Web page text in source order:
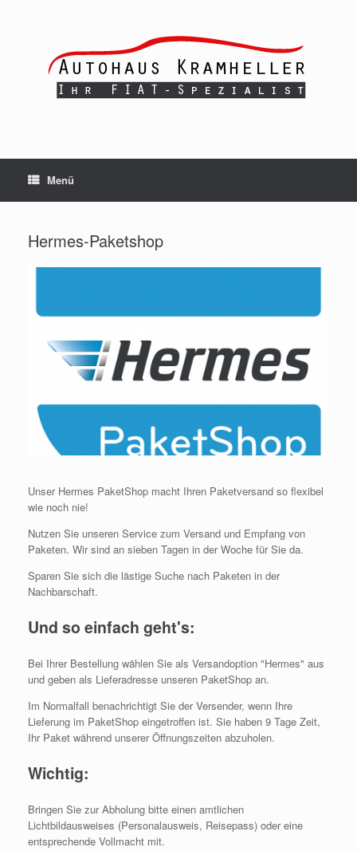
Menü
Hermes-Paketshop
Unser Hermes PaketShop macht Ihren Paketversand so flexibel
wie noch nie!
Nutzen Sie unseren Service zum Versand und Empfang von
Paketen. Wir sind an sieben Tagen in der Woche für Sie da.
Sparen Sie sich die lästige Suche nach Paketen in der
Nachbarschaft.
Und so einfach geht's:
Bei Ihrer Bestellung wählen Sie als Versandoption "Hermes" aus
und geben als Lieferadresse unseren PaketShop an.
Im Normalfall benachrichtigt Sie der Versender, wenn Ihre
Lieferung im PaketShop eingetroffen ist. Sie haben 9 Tage Zeit,
Ihr Paket während unserer Öffnungszeiten abzuholen.
Wichtig:
Bringen Sie zur Abholung bitte einen amtlichen
Lichtbildausweises (Personalausweis, Reisepass) oder eine
entsprechende Vollmacht mit.